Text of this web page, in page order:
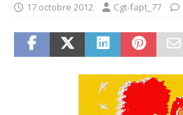
17 octobre 2012 Cgt-fapt_77